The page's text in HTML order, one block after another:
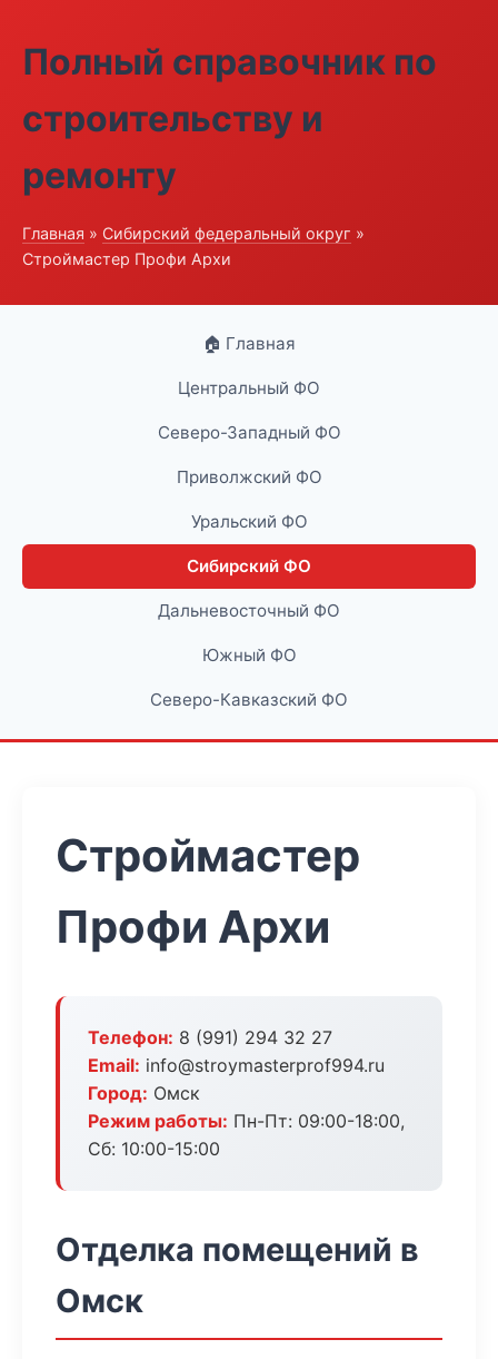
Полный справочник по
строительству и
ремонту
Главная » Сибирский федеральный округ »
Строймастер Профи Архи
🏠 Главная
Центральный ФО
Северо-Западный ФО
Приволжский ФО
Уральский ФО
Сибирский ФО
Дальневосточный ФО
Южный ФО
Северо-Кавказский ФО
Строймастер
Профи Архи
Телефон: 8 (991) 294 32 27
Email: info@stroymasterprof994.ru
Город: Омск
Режим работы: Пн-Пт: 09:00-18:00,
Сб: 10:00-15:00
Отделка помещений в
Омск